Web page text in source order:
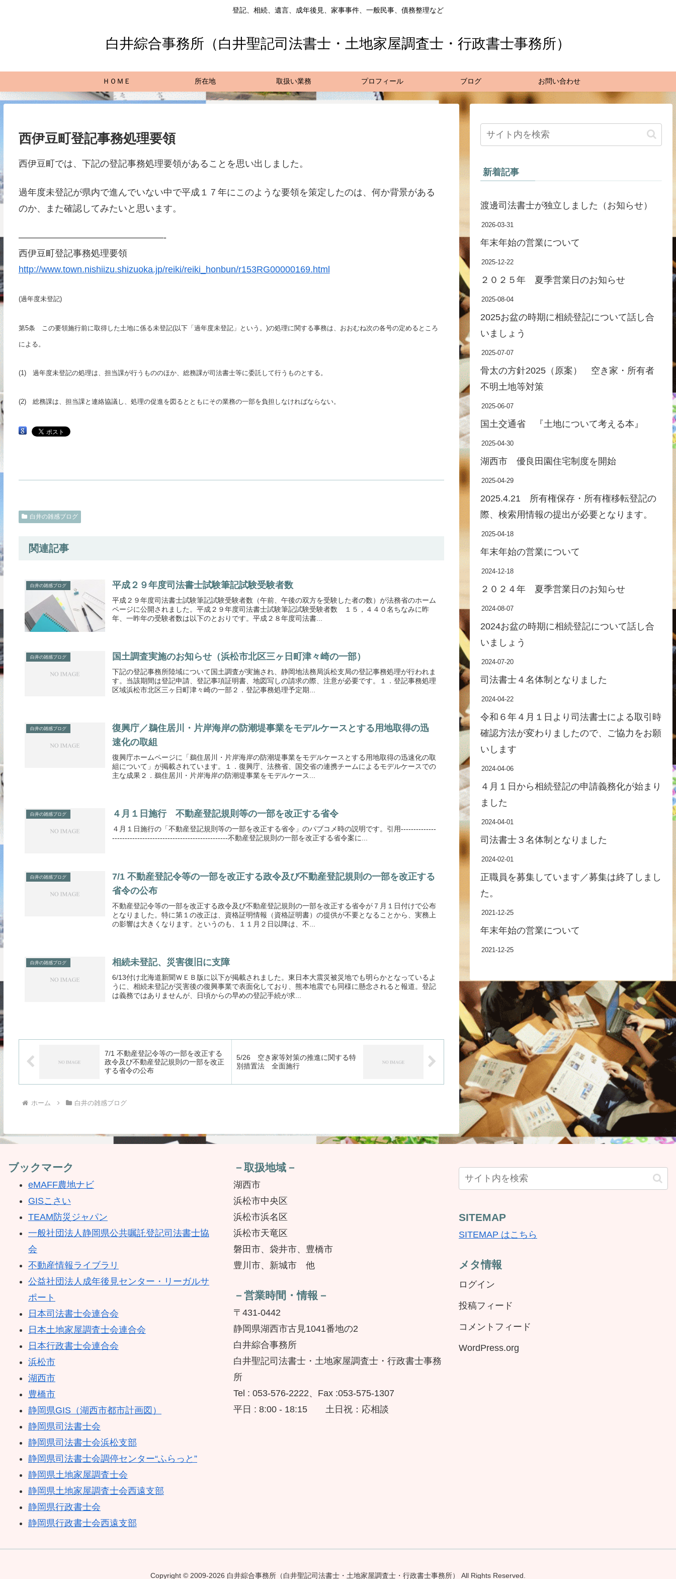
登記、相続、遺言、成年後見、家事事件、一般民事、債務整理など
白井綜合事務所（白井聖記司法書士・土地家屋調査士・行政書士事務所）
ＨＯＭＥ 所在地 取扱い業務 プロフィール ブログ お問い合わせ
西伊豆町登記事務処理要領
西伊豆町では、下記の登記事務処理要領があることを思い出しました。
過年度未登記が県内で進んでいない中で平成１７年にこのような要領を策定したのは、何か背景がある
のか、また確認してみたいと思います。
————————————————-
西伊豆町登記事務処理要領
http://www.town.nishiizu.shizuoka.jp/reiki/reiki_honbun/r153RG00000169.html
(過年度未登記)
第5条 この要領施行前に取得した土地に係る未登記(以下「過年度未登記」という。)の処理に関する事務は、おおむね次の各号の定めるところ
による。
(1) 過年度未登記の処理は、担当課が行うもののほか、総務課が司法書士等に委託して行うものとする。
(2) 総務課は、担当課と連絡協議し、処理の促進を図るとともにその業務の一部を負担しなければならない。
白井の雑感ブログ
関連記事
白井の雑感ブログ 平成２９年度司法書士試験筆記試験受験者数
平成２９年度司法書士試験筆記試験受験者数（午前、午後の双方を受験した者の数）が法務省のホーム
ページに公開されました。平成２９年度司法書士試験筆記試験受験者数 １５，４４０名ちなみに昨
年、一昨年の受験者数は以下のとおりです。平成２８年度司法書...
白井の雑感ブログ 国土調査実施のお知らせ（浜松市北区三ヶ日町津々崎の一部）
下記の登記事務所陸域について国土調査が実施され、静岡地法務局浜松支局の登記事務処理が行われま
す。当該期間は登記申請、登記事項証明書、地図写しの請求の際、注意が必要です。１．登記事務処理
区域浜松市北区三ヶ日町津々崎の一部２．登記事務処理予定期...
白井の雑感ブログ
復興庁／鵜住居川・片岸海岸の防潮堤事業をモデルケースとする用地取得の迅
速化の取組
復興庁ホームページに「鵜住居川・片岸海岸の防潮堤事業をモデルケースとする用地取得の迅速化の取
組について」が掲載されています。１．復興庁、法務省、国交省の連携チームによるモデルケースでの
主な成果２．鵜住居川・片岸海岸の防潮堤事業をモデルケース...
白井の雑感ブログ ４月１日施行 不動産登記規則等の一部を改正する省令
４月１日施行の「不動産登記規則等の一部を改正する省令」のパブコメ時の説明です。引用--------------
----------------------------------------------不動産登記規則の一部を改正する省令案に...
白井の雑感ブログ
7/1 不動産登記令等の一部を改正する政令及び不動産登記規則の一部を改正する
省令の公布
不動産登記令等の一部を改正する政令及び不動産登記規則の一部を改正する省令が７月１日付けで公布
となりました。特に第１の改正は、資格証明情報（資格証明書）の提供が不要となることから、実務上
の影響は大きくなります。というのも、１１月２日以降は、不...
白井の雑感ブログ 相続未登記、災害復旧に支障
6/13付け北海道新聞ＷＥＢ版に以下が掲載されました。東日本大震災被災地でも明らかとなっているよ
うに、相続未登記が災害後の復興事業で表面化しており、熊本地震でも同様に懸念されると報道。登記
は義務ではありませんが、日頃からの早めの登記手続が求...
7/1 不動産登記令等の一部を改正する
政令及び不動産登記規則の一部を改正
する省令の公布
5/26 空き家等対策の推進に関する特
別措置法 全面施行
ホーム 白井の雑感ブログ
新着記事
渡邊司法書士が独立しました（お知らせ）
2026-03-31
年末年始の営業について
2025-12-22
２０２５年 夏季営業日のお知らせ
2025-08-04
2025お盆の時期に相続登記について話し合
いましょう
2025-07-07
骨太の方針2025（原案） 空き家・所有者
不明土地等対策
2025-06-07
国土交通省 『土地について考える本』
2025-04-30
湖西市 優良田園住宅制度を開始
2025-04-29
2025.4.21 所有権保存・所有権移転登記の
際、検索用情報の提出が必要となります。
2025-04-18
年末年始の営業について
2024-12-18
２０２４年 夏季営業日のお知らせ
2024-08-07
2024お盆の時期に相続登記について話し合
いましょう
2024-07-20
司法書士４名体制となりました
2024-04-22
令和６年４月１日より司法書士による取引時
確認方法が変わりましたので、ご協力をお願
いします
2024-04-06
４月１日から相続登記の申請義務化が始まり
ました
2024-04-01
司法書士３名体制となりました
2024-02-01
正職員を募集しています／募集は終了しまし
た。
2021-12-25
年末年始の営業について
2021-12-25
ブックマーク
eMAFF農地ナビ
GISこさい
TEAM防災ジャパン
一般社団法人静岡県公共嘱託登記司法書士協
会
不動産情報ライブラリ
公益社団法人成年後見センター・リーガルサ
ポート
日本司法書士会連合会
日本土地家屋調査士会連合会
日本行政書士会連合会
浜松市
湖西市
豊橋市
静岡県GIS（湖西市都市計画図）
静岡県司法書士会
静岡県司法書士会浜松支部
静岡県司法書士会調停センター“ふらっと”
静岡県土地家屋調査士会
静岡県土地家屋調査士会西遠支部
静岡県行政書士会
静岡県行政書士会西遠支部
－取扱地域－
湖西市
浜松市中央区
浜松市浜名区
浜松市天竜区
磐田市、袋井市、豊橋市
豊川市、新城市 他
－営業時間・情報－
〒431-0442
静岡県湖西市古見1041番地の2
白井綜合事務所
白井聖記司法書士・土地家屋調査士・行政書士事務
所
Tel : 053-576-2222、Fax :053-575-1307
平日 : 8:00 - 18:15 土日祝：応相談
SITEMAP
SITEMAP はこちら
メタ情報
ログイン
投稿フィード
コメントフィード
WordPress.org
Copyright © 2009-2026 白井綜合事務所（白井聖記司法書士・土地家屋調査士・行政書士事務所） All Rights Reserved.